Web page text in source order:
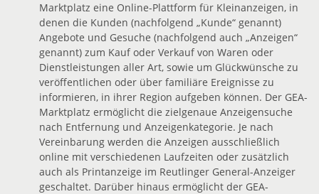
Marktplatz eine Online-Plattform für Kleinanzeigen, in
denen die Kunden (nachfolgend „Kunde“ genannt)
Angebote und Gesuche (nachfolgend auch „Anzeigen“
genannt) zum Kauf oder Verkauf von Waren oder
Dienstleistungen aller Art, sowie um Glückwünsche zu
veröffentlichen oder über familiäre Ereignisse zu
informieren, in ihrer Region aufgeben können. Der GEA-
Marktplatz ermöglicht die zielgenaue Anzeigensuche
nach Entfernung und Anzeigenkategorie. Je nach
Vereinbarung werden die Anzeigen ausschließlich
online mit verschiedenen Laufzeiten oder zusätzlich
auch als Printanzeige im Reutlinger General-Anzeiger
geschaltet. Darüber hinaus ermöglicht der GEA-